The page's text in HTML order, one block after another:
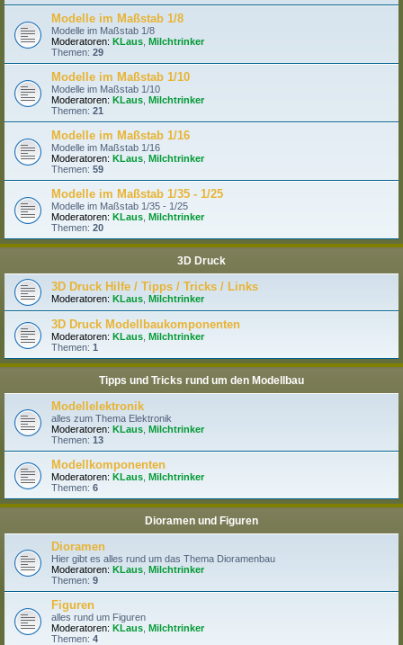
Modelle im Maßstab 1/8
Modelle im Maßstab 1/8
Moderatoren: KLaus Milchtrinker
Themen: 29
Modelle im Maßstab 1/10
Modelle im Maßstab 1/10
Moderatoren: KLaus Milchtrinker
Themen: 21
Modelle im Maßstab 1/16
Modelle im Maßstab 1/16
Moderatoren: KLaus Milchtrinker
Themen: 59
Modelle im Maßstab 1/35 - 1/25
Modelle im Maßstab 1/35 - 1/25
Moderatoren: KLaus Milchtrinker
Themen: 20
3D Druck
3D Druck Hilfe / Tipps / Tricks / Links
Moderatoren: KLaus Milchtrinker
3D Druck Modellbaukomponenten
Moderatoren: KLaus Milchtrinker
Themen: 1
Tipps und Tricks rund um den Modellbau
Modellelektronik
alles zum Thema Elektronik
Moderatoren: KLaus Milchtrinker
Themen: 13
Modellkomponenten
Moderatoren: KLaus Milchtrinker
Themen: 6
Dioramen und Figuren
Dioramen
Hier gibt es alles rund um das Thema Dioramenbau
Moderatoren: KLaus Milchtrinker
Themen: 9
Figuren
alles rund um Figuren
Moderatoren: KLaus Milchtrinker
Themen: 4